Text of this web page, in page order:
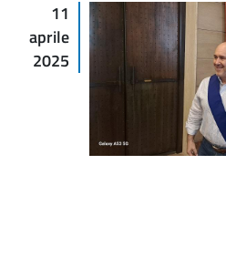
11
aprile
2025